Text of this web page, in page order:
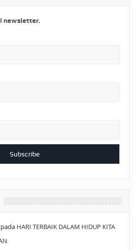
newsletter.
HARI TERBAIK DALAM HIDUP KITA